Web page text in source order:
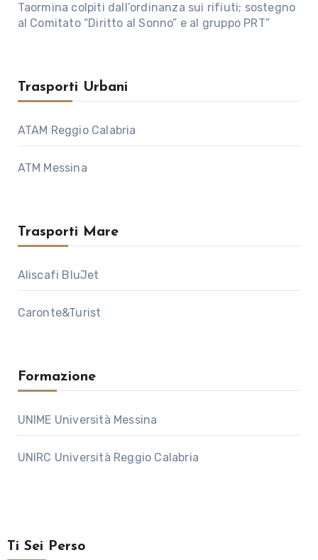
Taormina colpiti dall’ordinanza sui rifiuti; sostegno
al Comitato “Diritto al Sonno” e al gruppo PRT”
Trasporti Urbani
ATAM Reggio Calabria
ATM Messina
Trasporti Mare
Aliscafi BluJet
Caronte&Turist
Formazione
UNIME Università Messina
UNIRC Università Reggio Calabria
Ti Sei Perso